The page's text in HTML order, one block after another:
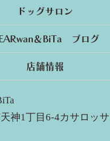
ドッグサロン
＆BiTa ブログ
店舗情報
神1丁目6-4カサロッサ